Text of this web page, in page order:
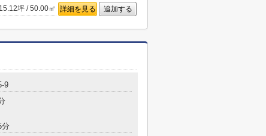
15.12坪 / 50.00㎡ 詳細を見る 追加する
9
分